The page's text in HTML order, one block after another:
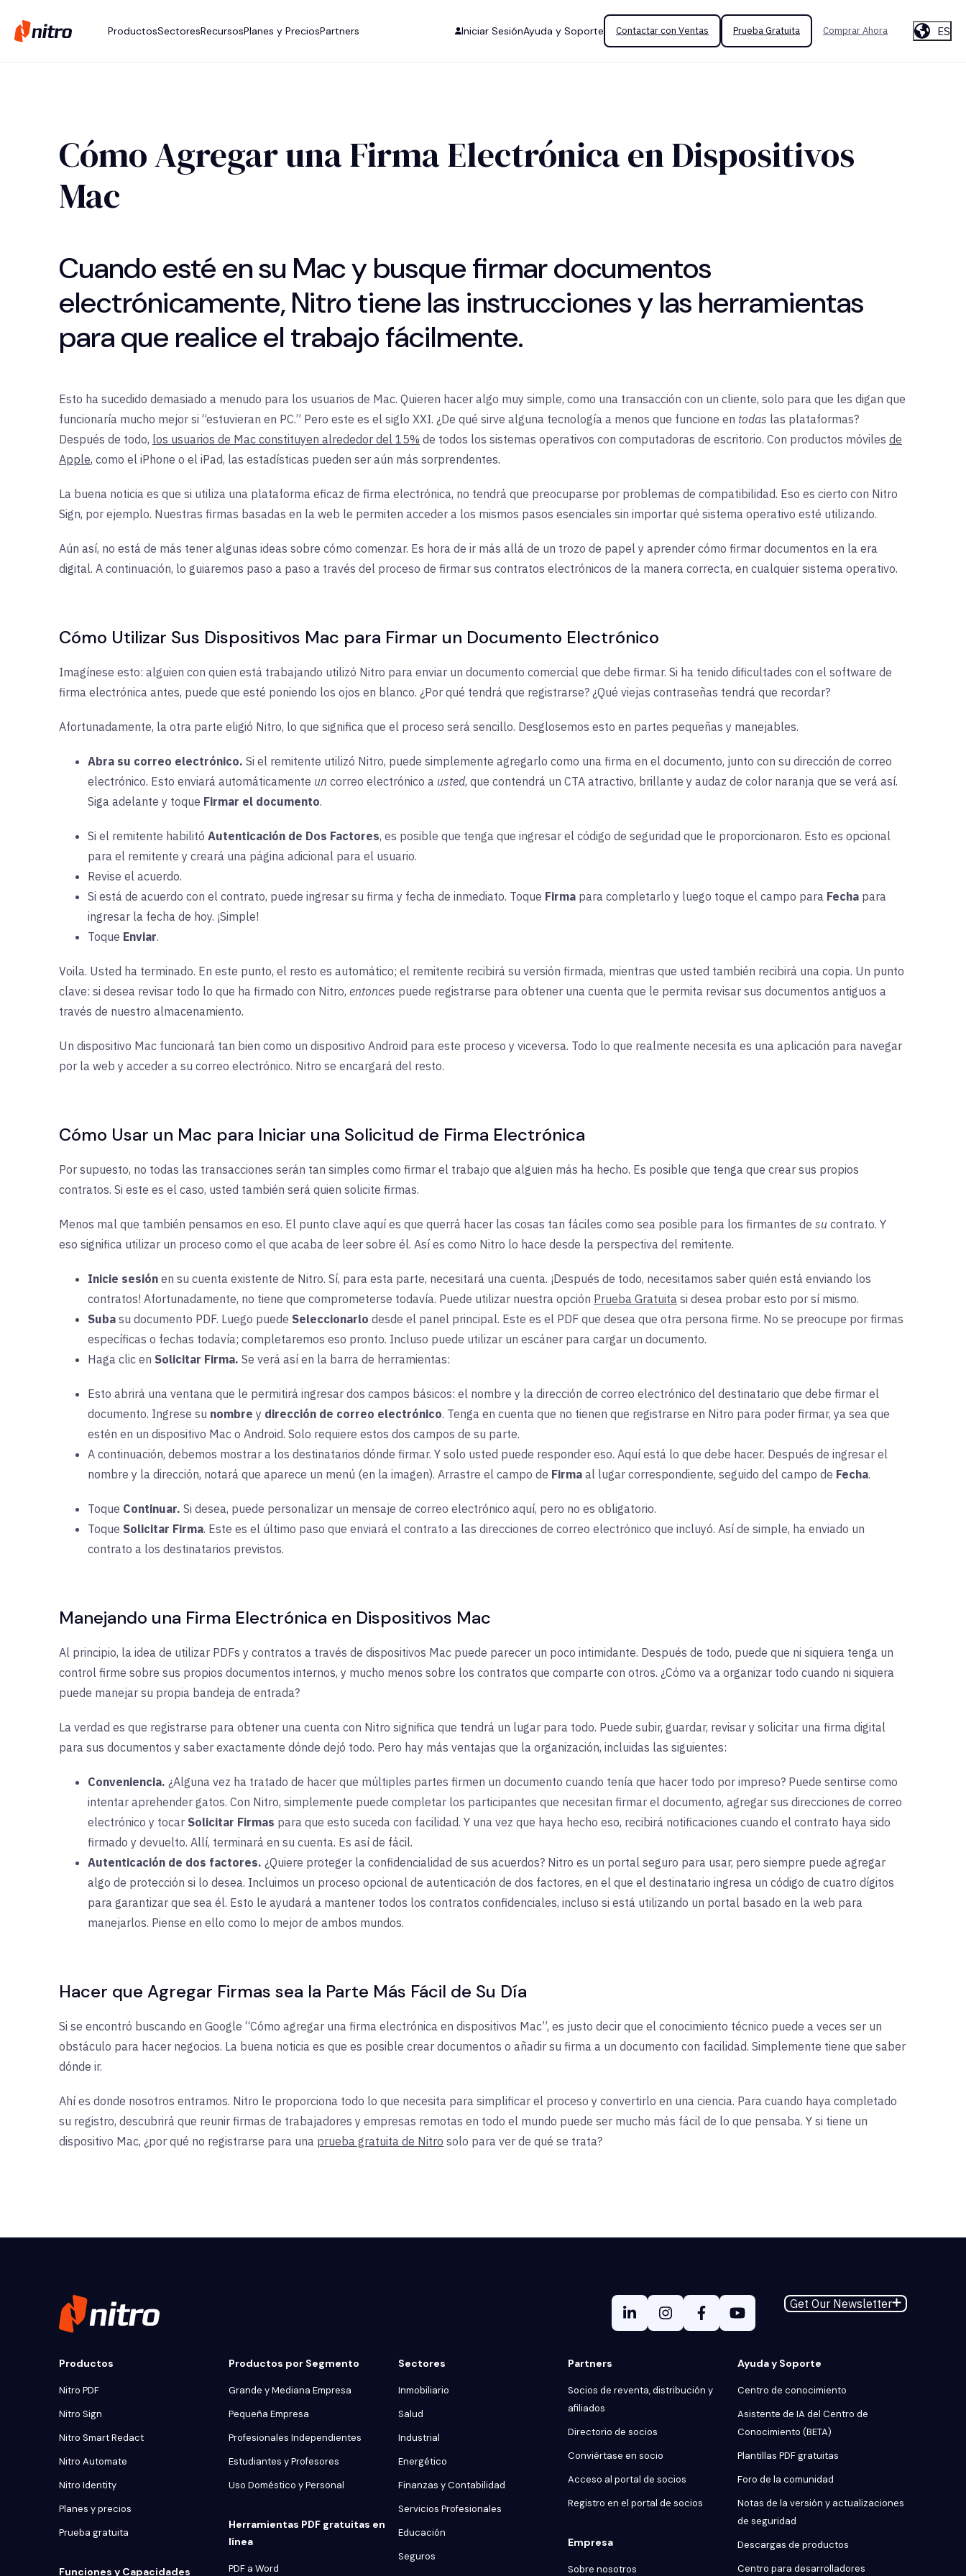
ProductosSectoresRecursosPlanes y PreciosPartners Iniciar SesiónAyuda y Soporte Contactar con Ventas Prueba Gratuita Comprar Ahora ES
Cómo Agregar una Firma Electrónica en Dispositivos
Mac
Cuando esté en su Mac y busque firmar documentos
electrónicamente, Nitro tiene las instrucciones y las herramientas
para que realice el trabajo fácilmente.
Esto ha sucedido demasiado a menudo para los usuarios de Mac. Quieren hacer algo muy simple, como una transacción con un cliente, solo para que les digan que
funcionaría mucho mejor si “estuvieran en PC.” Pero este es el siglo XXI. ¿De qué sirve alguna tecnología a menos que funcione en todas las plataformas?
Después de todo, los usuarios de Mac constituyen alrededor del 15% de todos los sistemas operativos con computadoras de escritorio. Con productos móviles de
Apple, como el iPhone o el iPad, las estadísticas pueden ser aún más sorprendentes.
La buena noticia es que si utiliza una plataforma eficaz de firma electrónica, no tendrá que preocuparse por problemas de compatibilidad. Eso es cierto con Nitro
Sign, por ejemplo. Nuestras firmas basadas en la web le permiten acceder a los mismos pasos esenciales sin importar qué sistema operativo esté utilizando.
Aún así, no está de más tener algunas ideas sobre cómo comenzar. Es hora de ir más allá de un trozo de papel y aprender cómo firmar documentos en la era
digital. A continuación, lo guiaremos paso a paso a través del proceso de firmar sus contratos electrónicos de la manera correcta, en cualquier sistema operativo.
Cómo Utilizar Sus Dispositivos Mac para Firmar un Documento Electrónico
Imagínese esto: alguien con quien está trabajando utilizó Nitro para enviar un documento comercial que debe firmar. Si ha tenido dificultades con el software de
firma electrónica antes, puede que esté poniendo los ojos en blanco. ¿Por qué tendrá que registrarse? ¿Qué viejas contraseñas tendrá que recordar?
Afortunadamente, la otra parte eligió Nitro, lo que significa que el proceso será sencillo. Desglosemos esto en partes pequeñas y manejables.
Abra su correo electrónico. Si el remitente utilizó Nitro, puede simplemente agregarlo como una firma en el documento, junto con su dirección de correo
electrónico. Esto enviará automáticamente un correo electrónico a usted, que contendrá un CTA atractivo, brillante y audaz de color naranja que se verá así.
Siga adelante y toque Firmar el documento.
Si el remitente habilitó Autenticación de Dos Factores, es posible que tenga que ingresar el código de seguridad que le proporcionaron. Esto es opcional
para el remitente y creará una página adicional para el usuario.
Revise el acuerdo.
Si está de acuerdo con el contrato, puede ingresar su firma y fecha de inmediato. Toque Firma para completarlo y luego toque el campo para Fecha para
ingresar la fecha de hoy. ¡Simple!
Toque Enviar.
Voila. Usted ha terminado. En este punto, el resto es automático; el remitente recibirá su versión firmada, mientras que usted también recibirá una copia. Un punto
clave: si desea revisar todo lo que ha firmado con Nitro, entonces puede registrarse para obtener una cuenta que le permita revisar sus documentos antiguos a
través de nuestro almacenamiento.
Un dispositivo Mac funcionará tan bien como un dispositivo Android para este proceso y viceversa. Todo lo que realmente necesita es una aplicación para navegar
por la web y acceder a su correo electrónico. Nitro se encargará del resto.
Cómo Usar un Mac para Iniciar una Solicitud de Firma Electrónica
Por supuesto, no todas las transacciones serán tan simples como firmar el trabajo que alguien más ha hecho. Es posible que tenga que crear sus propios
contratos. Si este es el caso, usted también será quien solicite firmas.
Menos mal que también pensamos en eso. El punto clave aquí es que querrá hacer las cosas tan fáciles como sea posible para los firmantes de su contrato. Y
eso significa utilizar un proceso como el que acaba de leer sobre él. Así es como Nitro lo hace desde la perspectiva del remitente.
Inicie sesión en su cuenta existente de Nitro. Sí, para esta parte, necesitará una cuenta. ¡Después de todo, necesitamos saber quién está enviando los
contratos! Afortunadamente, no tiene que comprometerse todavía. Puede utilizar nuestra opción Prueba Gratuita si desea probar esto por sí mismo.
Suba su documento PDF. Luego puede Seleccionarlo desde el panel principal. Este es el PDF que desea que otra persona firme. No se preocupe por firmas
específicas o fechas todavía; completaremos eso pronto. Incluso puede utilizar un escáner para cargar un documento.
Haga clic en Solicitar Firma. Se verá así en la barra de herramientas:
Esto abrirá una ventana que le permitirá ingresar dos campos básicos: el nombre y la dirección de correo electrónico del destinatario que debe firmar el
documento. Ingrese su nombre y dirección de correo electrónico. Tenga en cuenta que no tienen que registrarse en Nitro para poder firmar, ya sea que
estén en un dispositivo Mac o Android. Solo requiere estos dos campos de su parte.
A continuación, debemos mostrar a los destinatarios dónde firmar. Y solo usted puede responder eso. Aquí está lo que debe hacer. Después de ingresar el
nombre y la dirección, notará que aparece un menú (en la imagen). Arrastre el campo de Firma al lugar correspondiente, seguido del campo de Fecha.
Toque Continuar. Si desea, puede personalizar un mensaje de correo electrónico aquí, pero no es obligatorio.
Toque Solicitar Firma. Este es el último paso que enviará el contrato a las direcciones de correo electrónico que incluyó. Así de simple, ha enviado un
contrato a los destinatarios previstos.
Manejando una Firma Electrónica en Dispositivos Mac
Al principio, la idea de utilizar PDFs y contratos a través de dispositivos Mac puede parecer un poco intimidante. Después de todo, puede que ni siquiera tenga un
control firme sobre sus propios documentos internos, y mucho menos sobre los contratos que comparte con otros. ¿Cómo va a organizar todo cuando ni siquiera
puede manejar su propia bandeja de entrada?
La verdad es que registrarse para obtener una cuenta con Nitro significa que tendrá un lugar para todo. Puede subir, guardar, revisar y solicitar una firma digital
para sus documentos y saber exactamente dónde dejó todo. Pero hay más ventajas que la organización, incluidas las siguientes:
Conveniencia. ¿Alguna vez ha tratado de hacer que múltiples partes firmen un documento cuando tenía que hacer todo por impreso? Puede sentirse como
intentar aprehender gatos. Con Nitro, simplemente puede completar los participantes que necesitan firmar el documento, agregar sus direcciones de correo
electrónico y tocar Solicitar Firmas para que esto suceda con facilidad. Y una vez que haya hecho eso, recibirá notificaciones cuando el contrato haya sido
firmado y devuelto. Allí, terminará en su cuenta. Es así de fácil.
Autenticación de dos factores. ¿Quiere proteger la confidencialidad de sus acuerdos? Nitro es un portal seguro para usar, pero siempre puede agregar
algo de protección si lo desea. Incluimos un proceso opcional de autenticación de dos factores, en el que el destinatario ingresa un código de cuatro dígitos
para garantizar que sea él. Esto le ayudará a mantener todos los contratos confidenciales, incluso si está utilizando un portal basado en la web para
manejarlos. Piense en ello como lo mejor de ambos mundos.
Hacer que Agregar Firmas sea la Parte Más Fácil de Su Día
Si se encontró buscando en Google “Cómo agregar una firma electrónica en dispositivos Mac”, es justo decir que el conocimiento técnico puede a veces ser un
obstáculo para hacer negocios. La buena noticia es que es posible crear documentos o añadir su firma a un documento con facilidad. Simplemente tiene que saber
dónde ir.
Ahí es donde nosotros entramos. Nitro le proporciona todo lo que necesita para simplificar el proceso y convertirlo en una ciencia. Para cuando haya completado
su registro, descubrirá que reunir firmas de trabajadores y empresas remotas en todo el mundo puede ser mucho más fácil de lo que pensaba. Y si tiene un
dispositivo Mac, ¿por qué no registrarse para una prueba gratuita de Nitro solo para ver de qué se trata?
Get Our Newsletter
Productos
Nitro PDF
Nitro Sign
Nitro Smart Redact
Nitro Automate
Nitro Identity
Planes y precios
Prueba gratuita
Funciones y Capacidades
Productos por Segmento
Grande y Mediana Empresa
Pequeña Empresa
Profesionales Independientes
Estudiantes y Profesores
Uso Doméstico y Personal
Herramientas PDF gratuitas en
línea
PDF a Word
Sectores
Inmobiliario
Salud
Industrial
Energético
Finanzas y Contabilidad
Servicios Profesionales
Educación
Seguros
Partners
Socios de reventa, distribución y
afiliados
Directorio de socios
Conviértase en socio
Acceso al portal de socios
Registro en el portal de socios
Empresa
Sobre nosotros
Ayuda y Soporte
Centro de conocimiento
Asistente de IA del Centro de
Conocimiento (BETA)
Plantillas PDF gratuitas
Foro de la comunidad
Notas de la versión y actualizaciones
de seguridad
Descargas de productos
Centro para desarrolladores